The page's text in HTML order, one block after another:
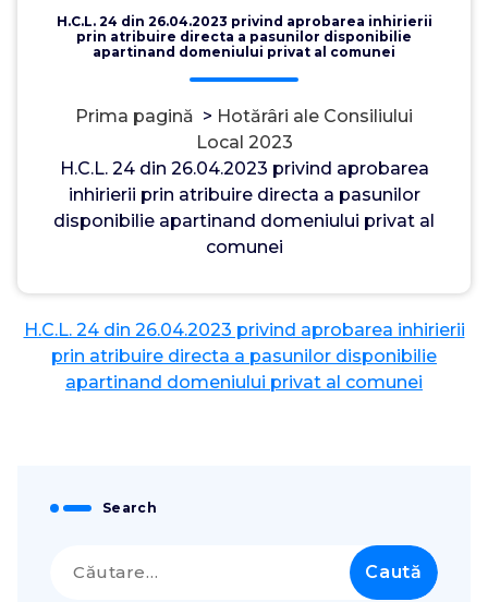
H.C.L. 24 din 26.04.2023 privind aprobarea inhirierii
prin atribuire directa a pasunilor disponibilie
apartinand domeniului privat al comunei
Prima pagină > Hotărâri ale Consiliului
Local 2023
H.C.L. 24 din 26.04.2023 privind aprobarea
inhirierii prin atribuire directa a pasunilor
disponibilie apartinand domeniului privat al
comunei
Admin 3, mai, 2023
H.C.L. 24 din 26.04.2023 privind aprobarea inhirierii
prin atribuire directa a pasunilor disponibilie
apartinand domeniului privat al comunei
Search
după: